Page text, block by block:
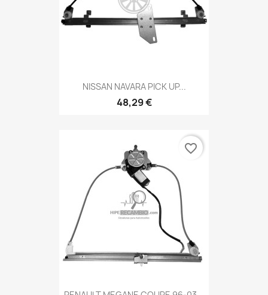
NISSAN NAVARA PICK UP...
48,29 €
favorite_border